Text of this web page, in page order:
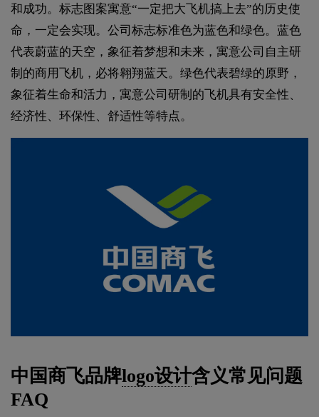
和成功。标志图案寓意“一定把大飞机搞上去”的历史使
命，一定会实现。公司标志标准色为蓝色和绿色。蓝色
代表蔚蓝的天空，象征着梦想和未来，寓意公司自主研
制的商用飞机，必将翱翔蓝天。绿色代表碧绿的原野，
象征着生命和活力，寓意公司研制的飞机具有安全性、
经济性、环保性、舒适性等特点。
中国商飞品牌logo设计含义常见问题
FAQ